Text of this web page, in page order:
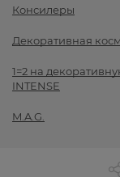
Консилеры
Декоративная
1=2 на
INTENSE
M.A.G.